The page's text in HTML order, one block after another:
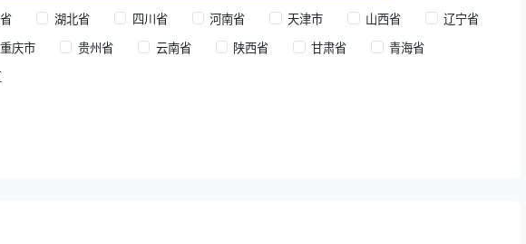
湖北省 四川省 河南省 天津市 山西省
辽宁省
重庆市 贵州省 云南省 陕西省 甘肃省
青海省